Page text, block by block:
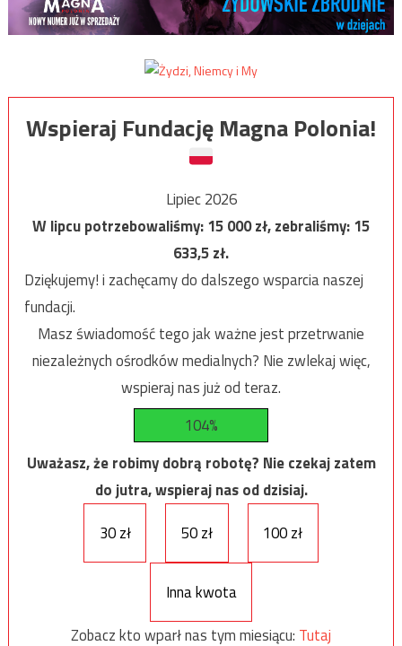
Wspieraj Fundację Magna Polonia!
Lipiec 2026
W lipcu potrzebowaliśmy:15 000zł, zebraliśmy:15
633,5zł.
Dziękujemy! i zachęcamy do dalszego wsparcia naszej
fundacji.
Masz świadomość tego jak ważne jest przetrwanie
niezależnych ośrodków medialnych? Nie zwlekaj więc,
wspieraj nas już od teraz.
104%
Uważasz, że robimy dobrą robotę? Nie czekaj zatem
do jutra, wspieraj nas od dzisiaj.
30 zł
50 zł 100 zł
Inna kwota
Zobacz kto wparł nas tym miesiącu: Tutaj